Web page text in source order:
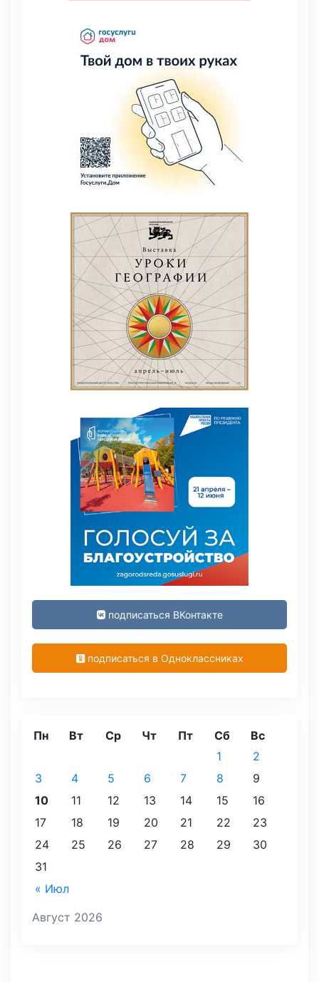
подписаться ВКонтакте
подписаться в Одноклассниках
Август 2026
Пн Вт Ср Чт Пт Сб Вс
« Июл
1
2
3
4 5 6 7 8
9
10
11 12 13 14 15
16
17
18 19 20 21 22
23
24
25 26 27 28 29
30
31